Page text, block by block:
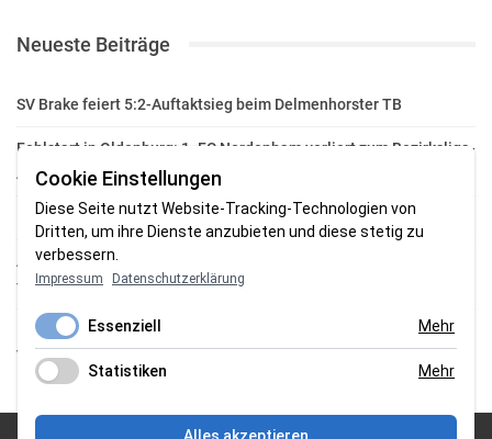
Neueste Beiträge
SV Brake feiert 5:2-Auftaktsieg beim Delmenhorster TB
Fehlstart in Oldenburg: 1. FC Nordenham verliert zum Bezirksliga-
Auftakt
Fußball in der Wesermarsch: Die Bilder vom Wochenende
Aufstieg geschafft: HSG-Unterweser-C-Jugend macht sich bereit
für die Oberliga
HSG Unterweser startet mit neuem Torwarttrainer in die
Vorbereitung
Cookie Einstellungen
Diese Seite nutzt Website-Tracking-Technologien von
Dritten, um ihre Dienste anzubieten und diese stetig zu
verbessern.
Impressum Datenschutzerklärung
Essenziell Mehr
Statistiken Mehr